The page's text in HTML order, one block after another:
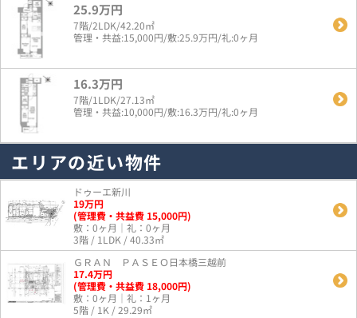
25.9万円
7階/2LDK/42.20㎡
管理・共益:15,000円/敷:25.9万円/礼:0ヶ月
16.3万円
7階/1LDK/27.13㎡
管理・共益:10,000円/敷:16.3万円/礼:0ヶ月
エリアの近い物件
ドゥーエ新川
19万円
(管理費・共益費 15,000円)
敷：0ヶ月｜礼：0ヶ月
3階 / 1LDK / 40.33㎡
ＧＲＡＮ ＰＡＳＥＯ日本橋三越前
17.4万円
(管理費・共益費 18,000円)
敷：0ヶ月｜礼：1ヶ月
5階 / 1K / 29.29㎡